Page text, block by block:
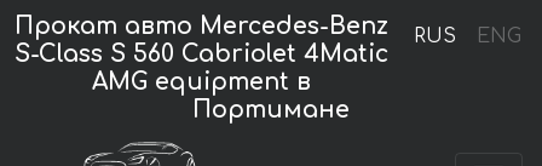
RUS ENG
Прокат авто Mercedes-Benz
S-Class S 560 Cabriolet 4Matic
AMG equipment в
Портимане